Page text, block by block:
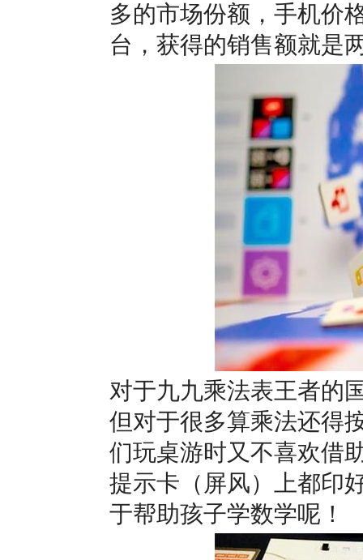
多的市场份额，手机价
台，获得的销售额就是
对于九九乘法表王者的
但对于很多算乘法还得
们玩桌游时又不喜欢借
提示卡（屏风）上都印
于帮助孩子学数学呢！